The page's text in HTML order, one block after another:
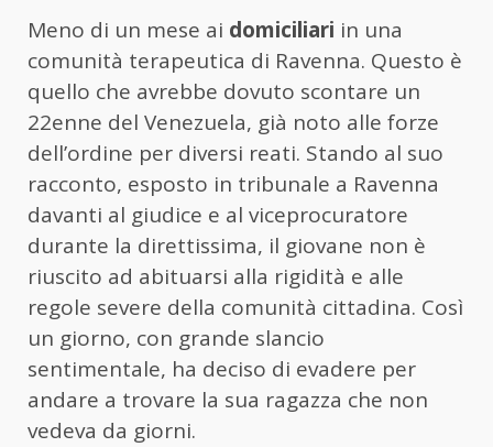
Meno di un mese ai domiciliari in una
comunità terapeutica di Ravenna. Questo è
quello che avrebbe dovuto scontare un
22enne del Venezuela, già noto alle forze
dell’ordine per diversi reati. Stando al suo
racconto, esposto in tribunale a Ravenna
davanti al giudice e al viceprocuratore
durante la direttissima, il giovane non è
riuscito ad abituarsi alla rigidità e alle
regole severe della comunità cittadina. Così
un giorno, con grande slancio
sentimentale, ha deciso di evadere per
andare a trovare la sua ragazza che non
vedeva da giorni.